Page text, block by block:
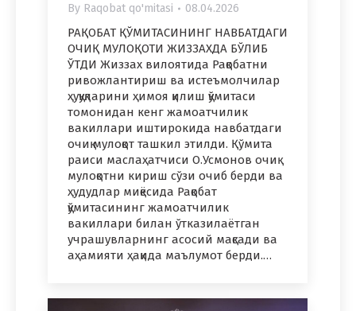
By Raqobat qo'mitasi 08.04.2026
РАҚОБАТ ҚЎМИТАСИНИНГ НАВБАТДАГИ
ОЧИҚ МУЛОҚОТИ ЖИЗЗАХДА БЎЛИБ
ЎТДИ Жиззах вилоятида Рақобатни
ривожлантириш ва истеъмолчилар
ҳуқуқларини ҳимоя қилиш қўмитаси
томонидан кенг жамоатчилик
вакиллари иштирокида навбатдаги
очиқ мулоқот ташкил этилди. Қўмита
раиси маслаҳатчиси О.Усмонов очиқ
мулоқотни кириш сўзи очиб берди ва
ҳудудлар миқёсида Рақобат
қўмитасининг жамоатчилик
вакиллари билан ўтказилаётган
учрашувларнинг асосий мақсади ва
аҳамияти ҳақида маълумот берди.…